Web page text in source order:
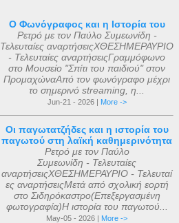
Ο Φωνόγραφος και η Ιστορία του
Ρετρό με τον Παύλο Συμεωνίδη -
Τελευταίες αναρτήσειςΧΘΕΣΗΜΕΡΑΥΡΙΟ
- Τελευταίες αναρτήσειςΓραμμόφωνο
στο Μουσείο "Σπίτι του παιδιού" στον
ΠρομαχώναΑπό τον φωνόγραφο μέχρι
το σημερινό streaming, η...
Jun-21 - 2026 | More ->
Οι παγωτατζήδες και η ιστορία του
παγωτού στη λαϊκή καθημερινότητα
Ρετρό με τον Παύλο
Συμεωνίδη - Τελευταίες
αναρτήσειςΧΘΕΣΗΜΕΡΑΥΡΙΟ - Τελευταί
ες αναρτήσειςΜετά από σχολική εορτή
στο Σιδηρόκαστρο(Επεξεργασμένη
φωτογραφία)Η ιστορία του παγωτού...
May-05 - 2026 | More ->